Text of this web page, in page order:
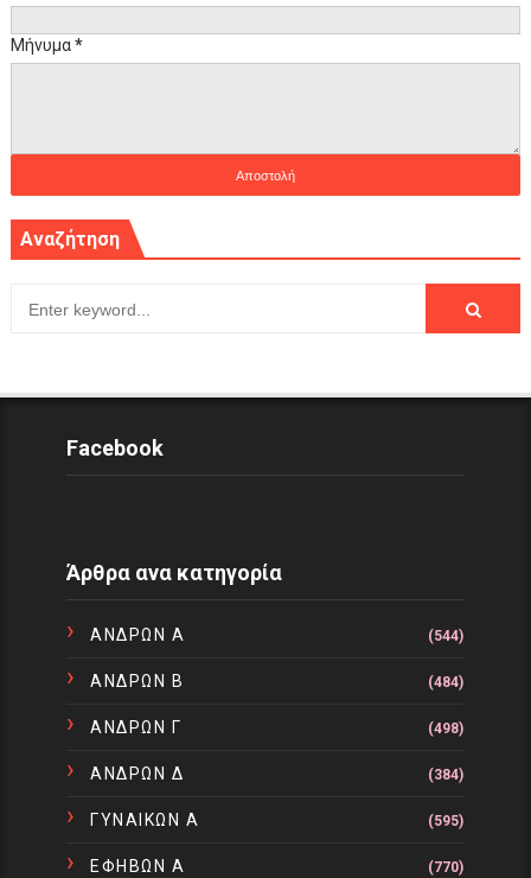
Μήνυμα*
Αναζήτηση
Facebook
Άρθρα ανα κατηγορία
ΑΝΔΡΩΝ Α (544)
ΑΝΔΡΩΝ Β (484)
ΑΝΔΡΩΝ Γ (498)
ΑΝΔΡΩΝ Δ (384)
ΓΥΝΑΙΚΩΝ Α (595)
ΕΦΗΒΩΝ Α (770)